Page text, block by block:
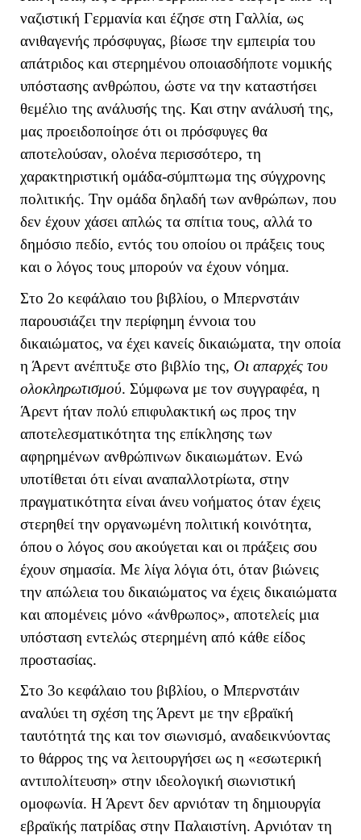
ναζιστική Γερμανία και έζησε στη Γαλλία, ως
ανιθαγενής πρόσφυγας, βίωσε την εμπειρία του
απάτριδος και στερημένου οποιασδήποτε νομικής
υπόστασης ανθρώπου, ώστε να την καταστήσει
θεμέλιο της ανάλυσής της. Και στην ανάλυσή της,
μας προειδοποίησε ότι οι πρόσφυγες θα
αποτελούσαν, ολοένα περισσότερο, τη
χαρακτηριστική ομάδα-σύμπτωμα της σύγχρονης
πολιτικής. Την ομάδα δηλαδή των ανθρώπων, που
δεν έχουν χάσει απλώς τα σπίτια τους, αλλά το
δημόσιο πεδίο, εντός του οποίου οι πράξεις τους
και ο λόγος τους μπορούν να έχουν νόημα.
Στο 2ο κεφάλαιο του βιβλίου, ο Μπερνστάιν
παρουσιάζει την περίφημη έννοια του
δικαιώματος, να έχει κανείς δικαιώματα, την οποία
η Άρεντ ανέπτυξε στο βιβλίο της, Οι απαρχές του
ολοκληρωτισμού. Σύμφωνα με τον συγγραφέα, η
Άρεντ ήταν πολύ επιφυλακτική ως προς την
αποτελεσματικότητα της επίκλησης των
αφηρημένων ανθρώπινων δικαιωμάτων. Ενώ
υποτίθεται ότι είναι αναπαλλοτρίωτα, στην
πραγματικότητα είναι άνευ νοήματος όταν έχεις
στερηθεί την οργανωμένη πολιτική κοινότητα,
όπου ο λόγος σου ακούγεται και οι πράξεις σου
έχουν σημασία. Με λίγα λόγια ότι, όταν βιώνεις
την απώλεια του δικαιώματος να έχεις δικαιώματα
και απομένεις μόνο «άνθρωπος», αποτελείς μια
υπόσταση εντελώς στερημένη από κάθε είδος
προστασίας.
Στο 3ο κεφάλαιο του βιβλίου, ο Μπερνστάιν
αναλύει τη σχέση της Άρεντ με την εβραϊκή
ταυτότητά της και τον σιωνισμό, αναδεικνύοντας
το θάρρος της να λειτουργήσει ως η «εσωτερική
αντιπολίτευση» στην ιδεολογική σιωνιστική
ομοφωνία. Η Άρεντ δεν αρνιόταν τη δημιουργία
εβραϊκής πατρίδας στην Παλαιστίνη. Αρνιόταν τη